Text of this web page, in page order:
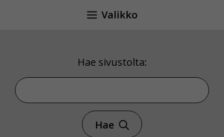
Valikko
Hae sivustolta:
Hae sivustolta
Hae